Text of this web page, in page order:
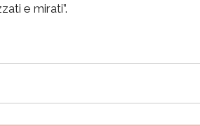
e mirati”.